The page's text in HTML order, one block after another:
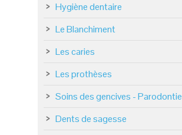
Hygiène dentaire
Le Blanchiment
Les caries
Les prothèses
Soins des gencives - Parodontie
Dents de sagesse